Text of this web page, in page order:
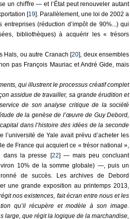
un chiﬀre — et l’État peut renouveler autant
[19]. Parallèlement, une loi de 2002 a
(réduction d’impôt de 90%...) qui
bibliothèques) à acquérir les « trésors
Hals, ou autre Cranach [20], deux ensembles
pas François Mauriac et André Gide, mais
qui illustrent le processus créatif complet
assidue de travailler, sa grande érudition et
de son analyse critique de la société
de la genèse de l’œuvre de Guy Debord,
dans l’histoire des idées de la seconde
l’université de Yale avait prévu d’acheter les
de France qui acquiert ce « trésor national »,
dans la presse [22] — mais peu concluant
10% de la somme globale) —, puis un
de succès. Les archives de Debord
une grande exposition au printemps 2013,
nos existences, fait écran entre nous et les
qu’il récupère et modèle à son image.
large, que régit la logique de la marchandise,